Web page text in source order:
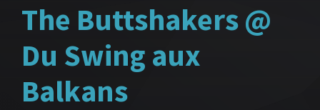
The Buttshakers @
Du Swing aux
Balkans